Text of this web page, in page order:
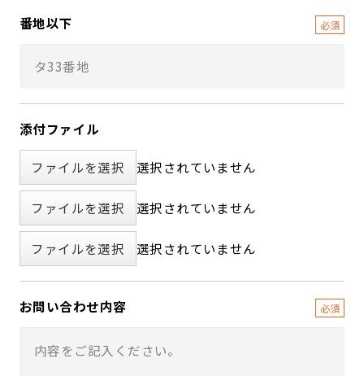
番地以下
添付ファイル
ファイルを選択 選択されていません
ファイルを選択 選択されていません
ファイルを選択 選択されていません
お問い合わせ内容